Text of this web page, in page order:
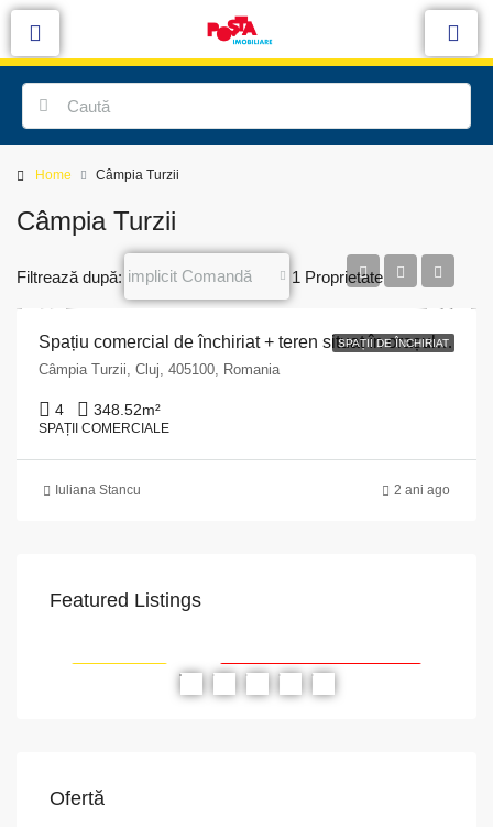
Home Câmpia Turzii
Câmpia Turzii
1 Proprietate
Filtrează după: implicit Comandă
SPAȚII DE ÎNCHIRIAT
Spațiu comercial de închiriat + teren situat în orașul Câmpia Turzii, Strada Gării, nr.1, județul Cluj
Câmpia Turzii, Cluj, 405100, Romania
4 348.52m²
SPAȚII COMERCIALE
Iuliana Stancu 2 ani ago
Featured Listings
PROPRIETATEA A FOST ÎNCHIRIATĂ
Ofertă